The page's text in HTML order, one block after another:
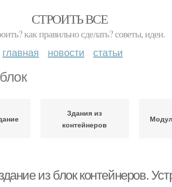
СТРОИТЬ ВСЕ
как правильно сделать? советы, идеи.
главная новости статьи
Здания из
контейнеров
из блок контейнеров.